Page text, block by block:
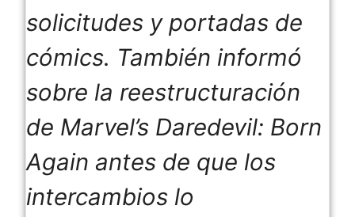
solicitudes y portadas de
cómics. También informó
sobre la reestructuración
de Marvel’s Daredevil: Born
Again antes de que los
intercambios lo